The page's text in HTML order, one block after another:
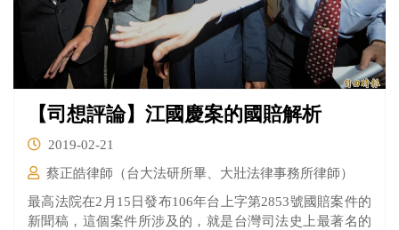
【司想評論】江國慶案的國賠解析
2019-02-21
蔡正皓律師（台大法研所畢、大壯法律事務所律師）
最高法院在2月15日發布106年台上字第2853號國賠案件的
新聞稿，這個案件所涉及的，就是台灣司法史上最著名的